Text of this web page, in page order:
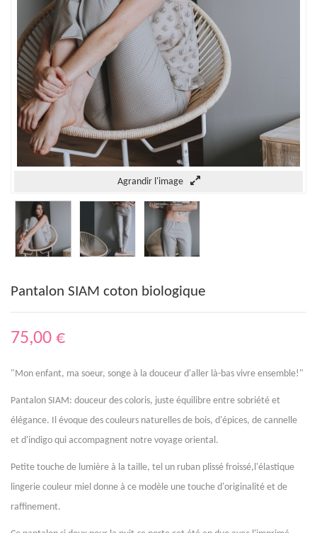
Agrandir l'image
Pantalon SIAM coton biologique
75,00 €
"Mon enfant, ma soeur, songe à la douceur d'aller là-bas vivre ensemble!"
Pantalon SIAM: douceur des coloris, juste équilibre entre sobriété et
élégance. Il évoque des couleurs naturelles de bois, d'épices, de cannelle
et d'indigo qui accompagnent notre voyage oriental.
Petite touche de lumière à la taille, tel un ruban plissé froissé,l'élastique
lingerie couleur miel donne à ce modèle une touche d'originalité et de
raffinement.